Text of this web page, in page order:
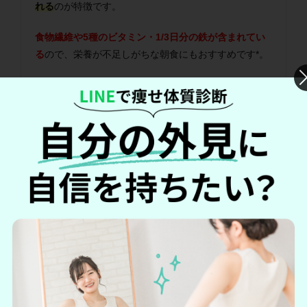
れるのが特徴です。
食物繊維や5種のビタミン・1/3日分の鉄が含まれてい
るので、栄養が不足しがちな朝食にもおすすめです*。
適しています。
ダイエットしたい方は、糖質を抑えた「1本満足バー
シリアルブラック」をお試ししてみてはいかがでしょ
うか。
＊栄養素等表示基準値に占める割合
アサヒグループ食品 1本満足バー シ